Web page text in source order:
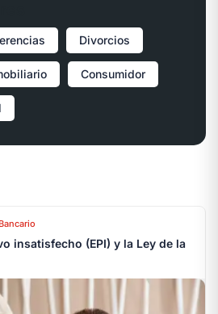
Divorcios
Consumidor
insatisfecho (EPI) y la Ley de la